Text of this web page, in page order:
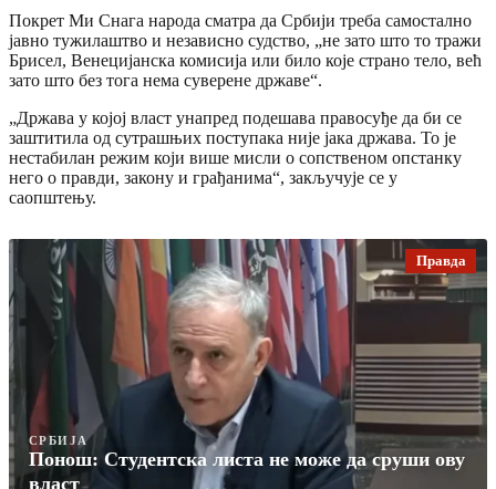
Покрет Ми Снага народа сматра да Србији треба самостално
јавно тужилаштво и независно судство, „не зато што то тражи
Брисел, Венецијанска комисија или било које страно тело, већ
зато што без тога нема суверене државе“.
„Држава у којој власт унапред подешава правосуђе да би се
заштитила од сутрашњих поступака није јака држава. То је
нестабилан режим који више мисли о сопственом опстанку
него о правди, закону и грађанима“, закључује се у
саопштењу.
Правда
СРБИЈА
Понош: Студентска листа не може да сруши ову
власт